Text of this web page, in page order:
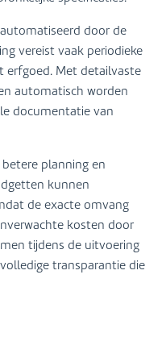
door de
vereist vaak periodieke
erfgoed. Met detailvaste
automatisch worden
documentatie van
planning en
kunnen
de exacte omvang
kosten door
tijdens de uitvoering
transparantie die